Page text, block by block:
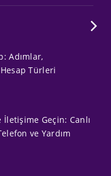
Adımlar,
Türleri
İletişime Geçin: Canlı
ve Yardım